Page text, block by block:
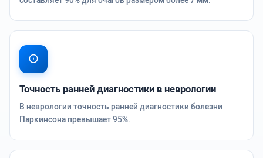
Точность ранней диагностики в неврологии
В неврологии точность ранней диагностики болезни
Паркинсона превышает 95%.